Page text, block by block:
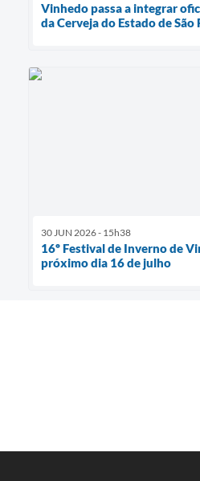
Vinhedo passa a integrar
da Cerveja do Estado de São
30 JUN 2026 - 15h38
16º Festival de Inverno de
próximo dia 16 de julho